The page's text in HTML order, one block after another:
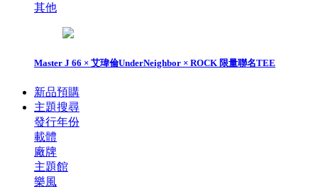
其他
Master J 66 × 艾瑋倫UnderNeighbor × ROCK 限量聯名TEE
新品預購
主題搜尋
發行年份
載體
廠牌
主題館
樂風